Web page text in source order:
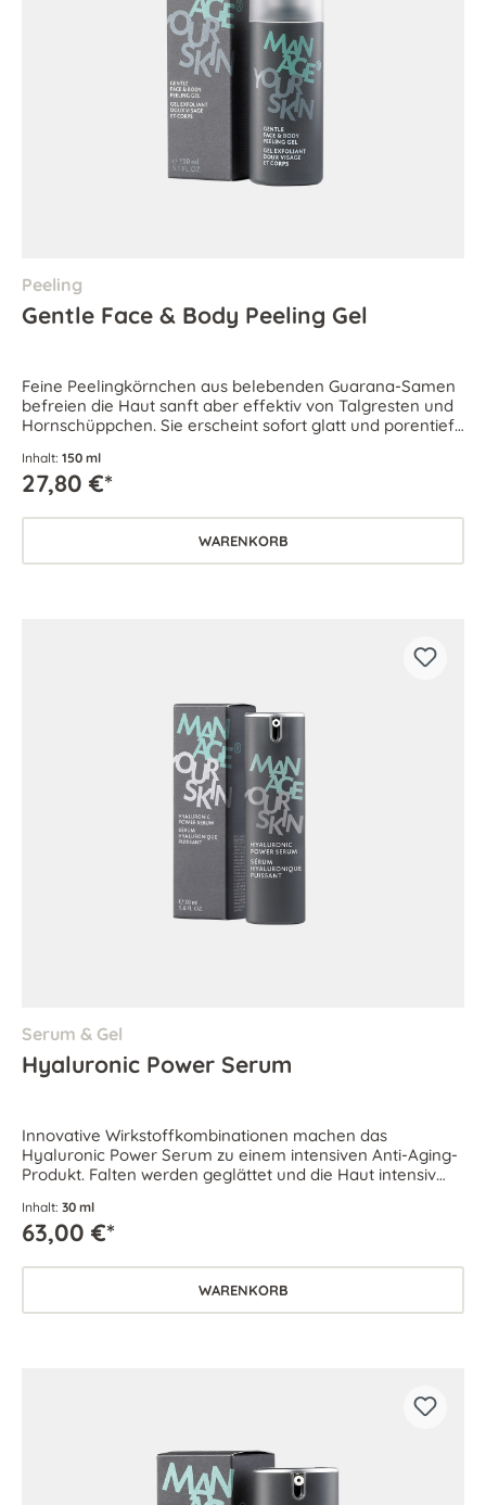
Peeling
Gentle Face & Body Peeling Gel
Feine Peelingkörnchen aus belebenden Guarana-Samen
befreien die Haut sanft aber effektiv von Talgresten und
Hornschüppchen. Sie erscheint sofort glatt und porentief
Inhalt: 150 ml
27,80 €*
WARENKORB
Serum & Gel
Hyaluronic Power Serum
Innovative Wirkstoffkombinationen machen das
Hyaluronic Power Serum zu einem intensiven Anti-Aging-
Produkt. Falten werden geglättet und die Haut intensiv
Inhalt: 30 ml
63,00 €*
WARENKORB